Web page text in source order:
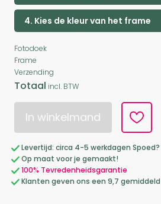
4. Kies de kleur van het frame
Fotodoek
Frame
Verzending
Totaal incl. BTW
In winkelmand
Levertijd: circa 4-5 werkdagen Spoed?
Op maat voor je gemaakt!
100% Tevredenheidsgarantie
Klanten geven ons een 9,7 gemiddeld